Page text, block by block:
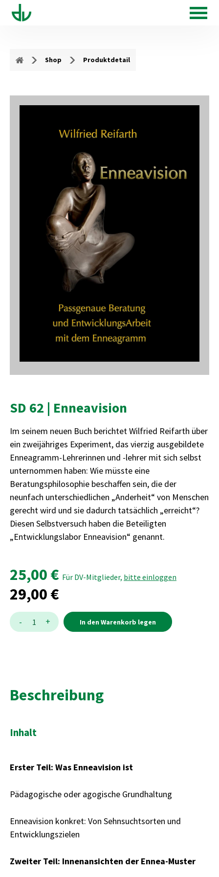
Shop Produktdetail
SD 62 | Enneavision
Im seinem neuen Buch berichtet Wilfried Reifarth über
ein zweijähriges Experiment, das vierzig ausgebildete
Enneagramm-Lehrerinnen und -lehrer mit sich selbst
unternommen haben: Wie müsste eine
Beratungsphilosophie beschaffen sein, die der
neunfach unterschiedlichen „Anderheit“ von Menschen
gerecht wird und sie dadurch tatsächlich „erreicht“?
Diesen Selbstversuch haben die Beteiligten
„Entwicklungslabor Enneavision“ genannt.
25,00 € Für DV-Mitglieder, bitte einloggen
29,00 €
Menge
- 1 + In den Warenkorb legen
Beschreibung
Inhalt
Erster Teil: Was Enneavision ist
Pädagogische oder agogische Grundhaltung
Enneavision konkret: Von Sehnsuchtsorten und
Entwicklungszielen
Zweiter Teil: Innenansichten der Ennea-Muster